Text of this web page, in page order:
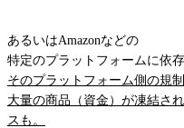
あるいはAmazonなどの
特定のプラットフォームに依
そのプラットフォーム側の規
大量の商品（資金）が凍結さ
スも。